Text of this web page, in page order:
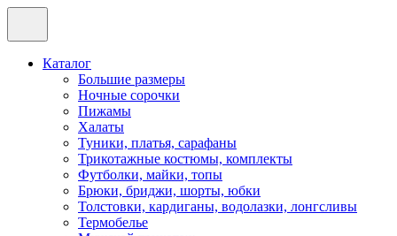
Каталог
Большие размеры
Ночные сорочки
Пижамы
Халаты
Туники, платья, сарафаны
Трикотажные костюмы, комплекты
Футболки, майки, топы
Брюки, бриджи, шорты, юбки
Толстовки, кардиганы, водолазки, лонгсливы
Термобелье